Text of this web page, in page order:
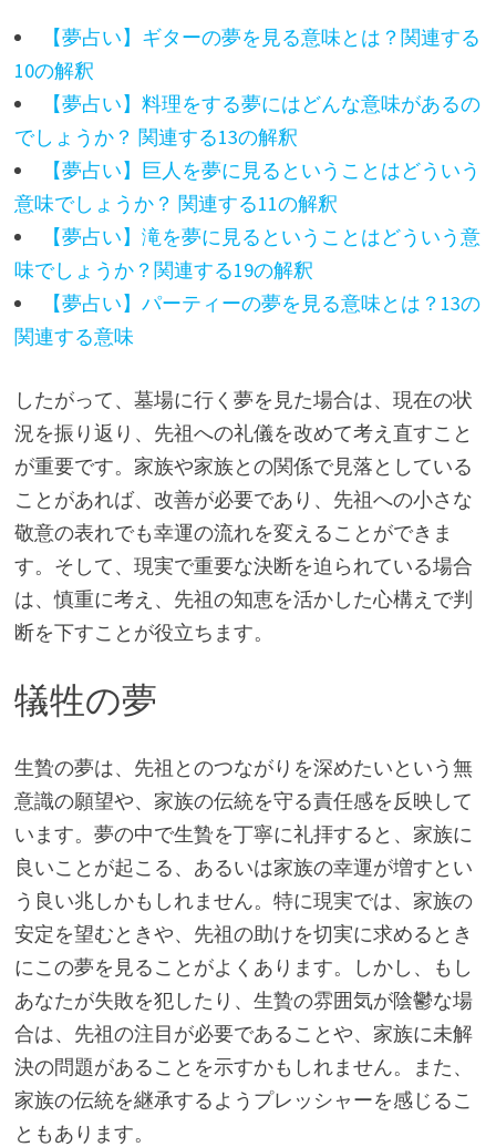
【夢占い】ギターの夢を見る意味とは？関連する
10の解釈
【夢占い】料理をする夢にはどんな意味があるの
でしょうか？ 関連する13の解釈
【夢占い】巨人を夢に見るということはどういう
意味でしょうか？ 関連する11の解釈
【夢占い】滝を夢に見るということはどういう意
味でしょうか？関連する19の解釈
【夢占い】パーティーの夢を見る意味とは？13の
関連する意味
したがって、墓場に行く夢を見た場合は、現在の状
況を振り返り、先祖への礼儀を改めて考え直すこと
が重要です。家族や家族との関係で見落としている
ことがあれば、改善が必要であり、先祖への小さな
敬意の表れでも幸運の流れを変えることができま
す。そして、現実で重要な決断を迫られている場合
は、慎重に考え、先祖の知恵を活かした心構えで判
断を下すことが役立ちます。
犠牲の夢
生贄の夢は、先祖とのつながりを深めたいという無
意識の願望や、家族の伝統を守る責任感を反映して
います。夢の中で生贄を丁寧に礼拝すると、家族に
良いことが起こる、あるいは家族の幸運が増すとい
う良い兆しかもしれません。特に現実では、家族の
安定を望むときや、先祖の助けを切実に求めるとき
にこの夢を見ることがよくあります。しかし、もし
あなたが失敗を犯したり、生贄の雰囲気が陰鬱な場
合は、先祖の注目が必要であることや、家族に未解
決の問題があることを示すかもしれません。また、
家族の伝統を継承するようプレッシャーを感じるこ
ともあります。